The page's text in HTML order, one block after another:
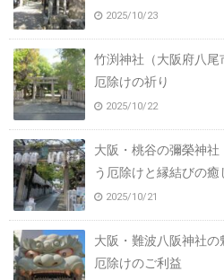
2025/10/23
竹渕神社（大阪府八尾
厄除けの祈り
2025/10/22
大阪・桃谷の彌榮神
う厄除けと縁結びの癒
2025/10/21
大阪・難波八阪神社の
厄除けのご利益